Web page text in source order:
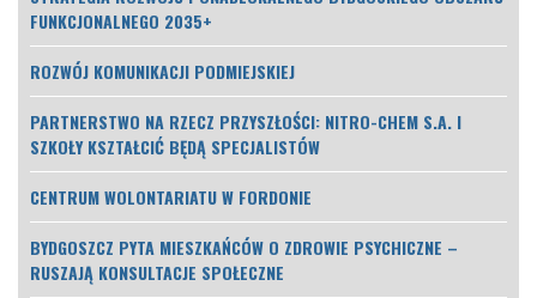
FUNKCJONALNEGO 2035+
ROZWÓJ KOMUNIKACJI PODMIEJSKIEJ
PARTNERSTWO NA RZECZ PRZYSZŁOŚCI: NITRO-CHEM S.A. I
SZKOŁY KSZTAŁCIĆ BĘDĄ SPECJALISTÓW
CENTRUM WOLONTARIATU W FORDONIE
BYDGOSZCZ PYTA MIESZKAŃCÓW O ZDROWIE PSYCHICZNE –
RUSZAJĄ KONSULTACJE SPOŁECZNE